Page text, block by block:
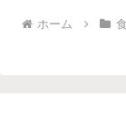
ホーム